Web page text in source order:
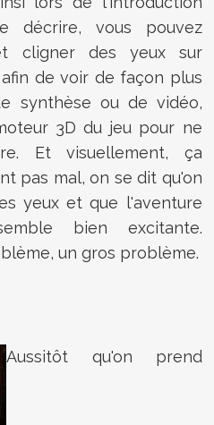
décrire, vous pouvez
cligner des yeux sur
de voir de façon plus
synthèse ou de vidéo,
3D du jeu pour ne
Et visuellement, ça
pas mal, on se dit qu'on
yeux et que l'aventure
bien excitante.
un gros problème.
Aussitôt qu'on prend